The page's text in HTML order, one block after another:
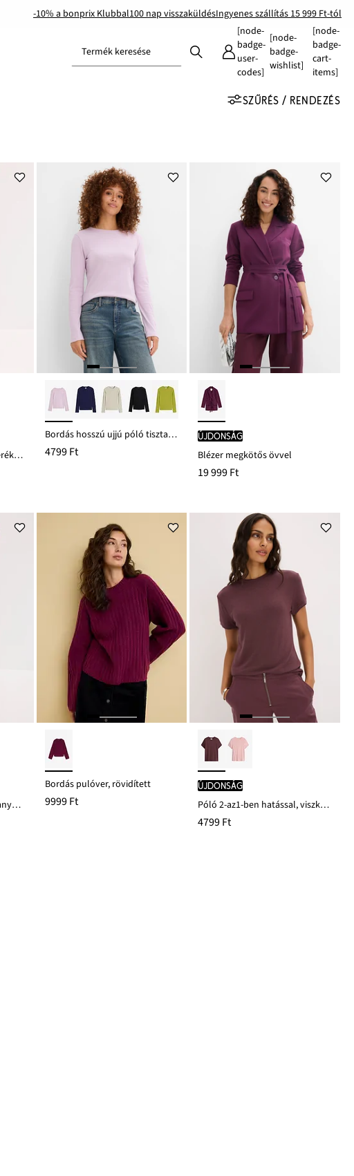
-10% a bonprix Klubbal100 nap visszaküldésIngyenes szállítás 15 999 Ft-tól
Termék keresése
[node-
badge-
user-
codes]
[node-
badge-
wishlist]
[node-
badge-
cart-
items]
SZŰRÉS / RENDEZÉS
Scuba nadrág viszkóz keverékből
Bordás hosszú ujjú póló tiszta pamutból
4799 Ft
újdonság
Blézer megkötős övvel
19 999 Ft
Nadrág bő szárral és piké anyagból
Bordás pulóver, rövidített
9999 Ft
újdonság
Póló 2-az1-ben hatással, viszkóz-keverékből
4799 Ft